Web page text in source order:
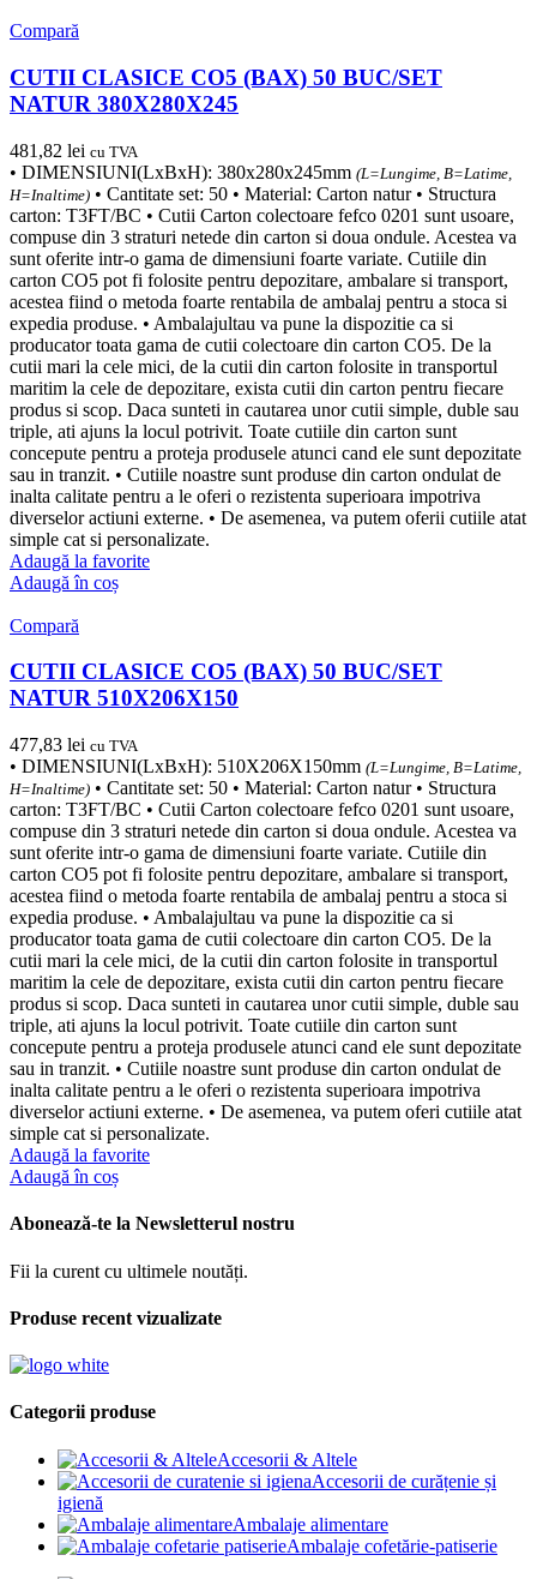
Compară
CUTII CLASICE CO5 (BAX) 50 BUC/SET
NATUR 380X280X245
481,82 lei cu TVA
• DIMENSIUNI(LxBxH): 380x280x245mm (L=Lungime, B=Latime,
H=Inaltime) • Cantitate set: 50 • Material: Carton natur • Structura
carton: T3FT/BC • Cutii Carton colectoare fefco 0201 sunt usoare,
compuse din 3 straturi netede din carton si doua ondule. Acestea va
sunt oferite intr-o gama de dimensiuni foarte variate. Cutiile din
carton CO5 pot fi folosite pentru depozitare, ambalare si transport,
acestea fiind o metoda foarte rentabila de ambalaj pentru a stoca si
expedia produse. • Ambalajultau va pune la dispozitie ca si
producator toata gama de cutii colectoare din carton CO5. De la
cutii mari la cele mici, de la cutii din carton folosite in transportul
maritim la cele de depozitare, exista cutii din carton pentru fiecare
produs si scop. Daca sunteti in cautarea unor cutii simple, duble sau
triple, ati ajuns la locul potrivit. Toate cutiile din carton sunt
concepute pentru a proteja produsele atunci cand ele sunt depozitate
sau in tranzit. • Cutiile noastre sunt produse din carton ondulat de
inalta calitate pentru a le oferi o rezistenta superioara impotriva
diverselor actiuni externe. • De asemenea, va putem oferii cutiile atat
simple cat si personalizate.
Adaugă la favorite
Adaugă în coș
Compară
CUTII CLASICE CO5 (BAX) 50 BUC/SET
NATUR 510X206X150
477,83 lei cu TVA
• DIMENSIUNI(LxBxH): 510X206X150mm (L=Lungime, B=Latime,
H=Inaltime) • Cantitate set: 50 • Material: Carton natur • Structura
carton: T3FT/BC • Cutii Carton colectoare fefco 0201 sunt usoare,
compuse din 3 straturi netede din carton si doua ondule. Acestea va
sunt oferite intr-o gama de dimensiuni foarte variate. Cutiile din
carton CO5 pot fi folosite pentru depozitare, ambalare si transport,
acestea fiind o metoda foarte rentabila de ambalaj pentru a stoca si
expedia produse. • Ambalajultau va pune la dispozitie ca si
producator toata gama de cutii colectoare din carton CO5. De la
cutii mari la cele mici, de la cutii din carton folosite in transportul
maritim la cele de depozitare, exista cutii din carton pentru fiecare
produs si scop. Daca sunteti in cautarea unor cutii simple, duble sau
triple, ati ajuns la locul potrivit. Toate cutiile din carton sunt
concepute pentru a proteja produsele atunci cand ele sunt depozitate
sau in tranzit. • Cutiile noastre sunt produse din carton ondulat de
inalta calitate pentru a le oferi o rezistenta superioara impotriva
diverselor actiuni externe. • De asemenea, va putem oferi cutiile atat
simple cat si personalizate.
Adaugă la favorite
Adaugă în coș
Abonează-te la Newsletterul nostru
Fii la curent cu ultimele noutăți.
Produse recent vizualizate
Categorii produse
Accesorii & Altele
Accesorii de curățenie și
igienă
Ambalaje alimentare
Ambalaje cofetărie-patiserie